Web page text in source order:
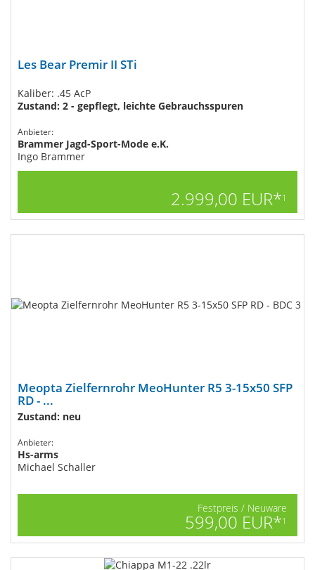
Les Bear Premir II STi
Kaliber: .45 AcP
Zustand: 2 - gepflegt, leichte Gebrauchsspuren
Anbieter:
Brammer Jagd-Sport-Mode e.K.
Ingo Brammer
2.999,00 EUR*1
Meopta Zielfernrohr MeoHunter R5 3-15x50 SFP
RD - ...
Zustand: neu
Anbieter:
Hs-arms
Michael Schaller
Festpreis / Neuware
599,00 EUR*1